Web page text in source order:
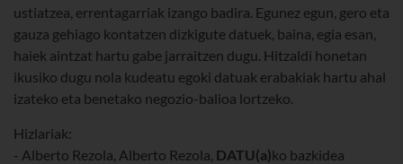
ustiatzea, errentagarriak izango badira. Egunez egun, gero eta
gauza gehiago kontatzen dizkigute datuek, baina, egia esan,
haiek aintzat hartu gabe jarraitzen dugu. Hitzaldi honetan
ikusiko dugu nola kudeatu egoki datuak erabakiak hartu ahal
izateko eta benetako negozio-balioa lortzeko.
Hizlariak:
- Alberto Rezola, Alberto Rezola, DATU(a)ko bazkidea